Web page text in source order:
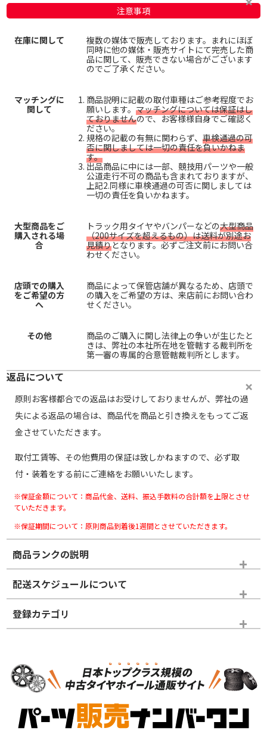
注意事項
在庫に関して
複数の媒体で販売しております。まれにほぼ
同時に他の媒体・販売サイトにて完売した商
品に関して、販売できない場合がございます
のでご了承ください。
マッチングに
関して
商品説明に記載の取付車種はご参考程度でお
願いします。 マッチングについては保証はし
ておりませんので、お客様様自身でご確認く
ださい。
規格の記載の有無に関わらず、 車検通過の可
否に関しましては一切の責任を負いかねま
す。
出品商品に中には一部、競技用パーツや一般
公道走行不可の商品も含まれておりますが、
上記2.同様に車検通過の可否に関しましては
一切の責任を負いかねます。
大型商品をご
購入される場
合
トラック用タイヤやバンパーなどの大型商品
（200サイズを超えるもの）は送料が別途お
見積りとなります。必ずご注文前にお問い合
わせください。
店頭での購入
をご希望の方
へ
商品によって保管店舗が異なるため、店頭で
の購入をご希望の方は、来店前にお問い合わ
せください。
その他
商品のご購入に関し法律上の争いが生じたと
きは、弊社の本社所在地を管轄する裁判所を
第一審の専属的合意管轄裁判所とします。
返品について
原則お客様都合での返品はお受けしておりませんが、弊社の過
失による返品の場合は、商品代を商品と引き換えをもってご返
金させていただきます。
取付工賃等、その他費用の保証は致しかねますので、必ず取
付・装着をする前にご連絡をお願いいたします。
※保証金額について：商品代金、送料、振込手数料の合計額を上限とさせ
ていただきます。
※保証期間について：原則商品到着後1週間とさせていただきます。
商品ランクの説明
※商品ランクは出品者の主観により判断しておりますので、あら
かじめご了承ください。
ホイールランク
S
品）
S
新車外し品（新古
付き
配送スケジュールについて
登録カテゴリ
タイヤホイールセット